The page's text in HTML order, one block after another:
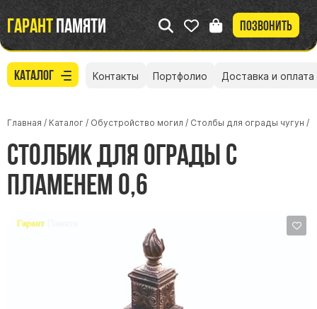
Гарантпамяти Позвонить
Каталог Контакты Портфолио Доставка и оплата
Главная / Каталог / Обустройство могил / Столбы для ограды чугун /
Столбик для ограды с
пламенем 0,6